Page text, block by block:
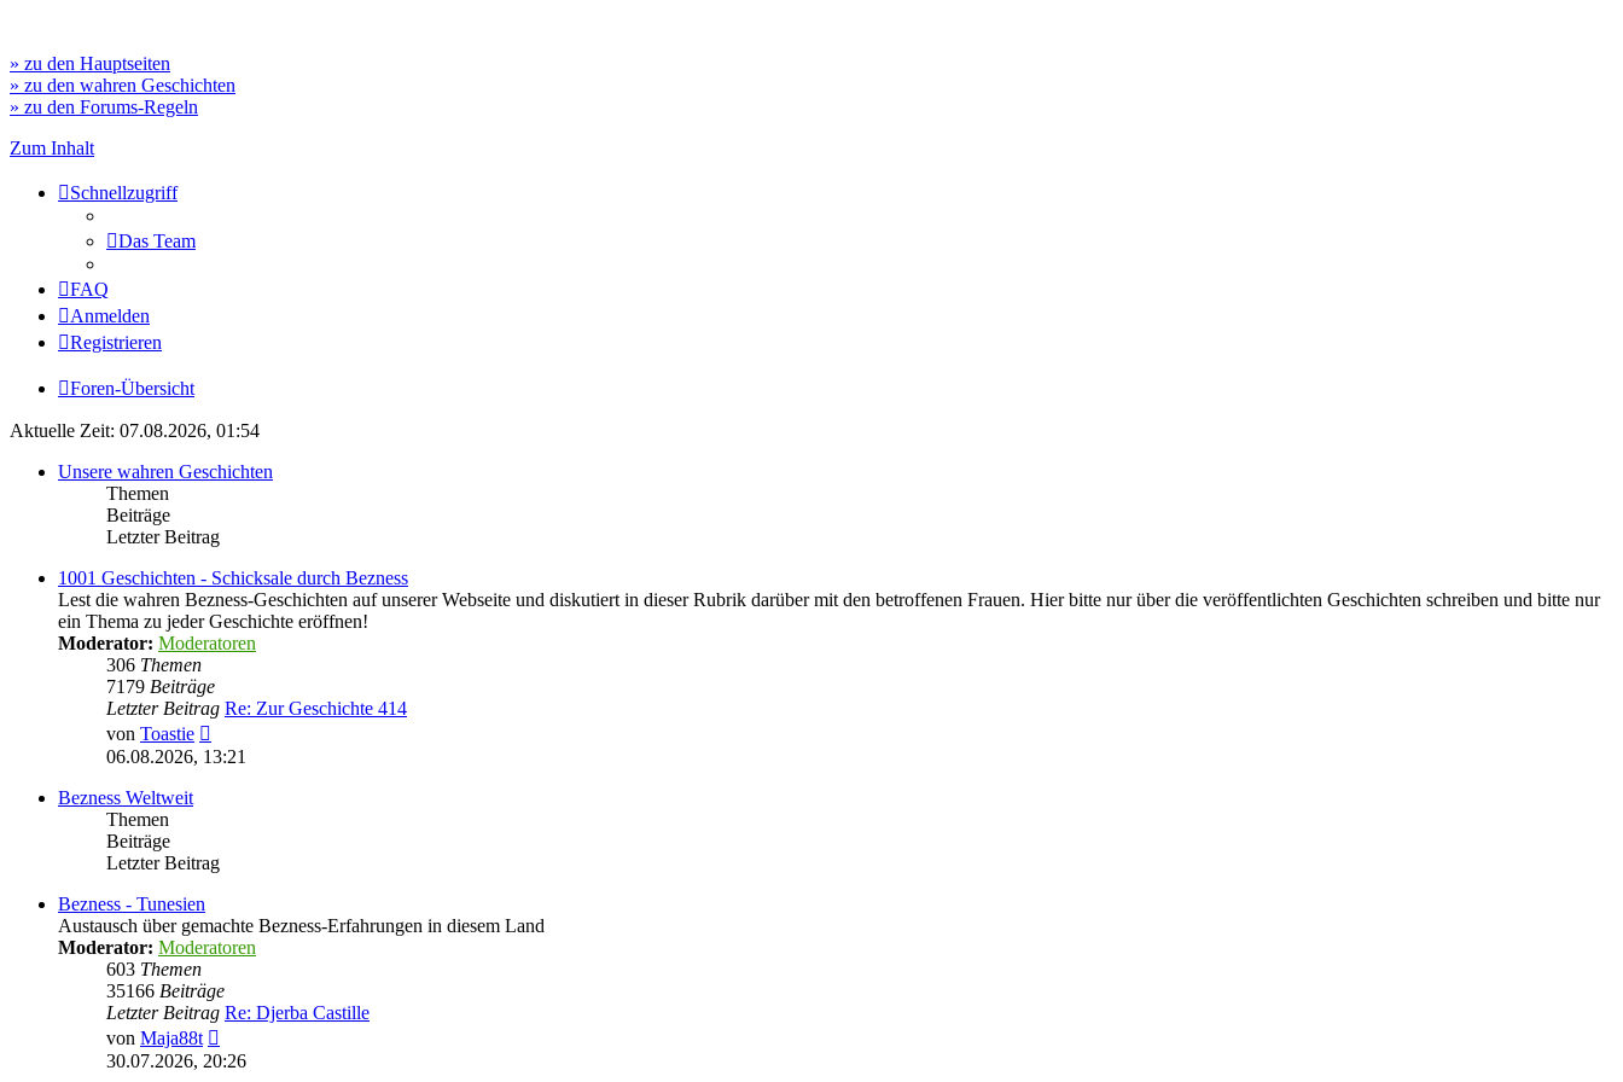
» zu den Hauptseiten
» zu den wahren Geschichten
» zu den Forums-Regeln
Zum Inhalt
Schnellzugriff
Das Team
FAQ
Anmelden
Registrieren
Foren-Übersicht
Aktuelle Zeit: 07.08.2026, 01:54
Unsere wahren Geschichten
Themen
Beiträge
Letzter Beitrag
1001 Geschichten - Schicksale durch Bezness
Lest die wahren Bezness-Geschichten auf unserer Webseite und diskutiert in dieser Rubrik darüber mit den betroffenen Frauen. Hier bitte nur über die veröffentlichten Geschichten schreiben und bitte nur
ein Thema zu jeder Geschichte eröffnen!
Moderator: Moderatoren
306 Themen
7179 Beiträge
Letzter Beitrag Re: Zur Geschichte 414
von Toastie
Beitrag
06.08.2026, 13:21
Bezness Weltweit
Themen
Beiträge
Letzter Beitrag
Bezness - Tunesien
Austausch über gemachte Bezness-Erfahrungen in diesem Land
Moderator: Moderatoren
603 Themen
35166 Beiträge
Letzter Beitrag Re: Djerba Castille
von Maja88t
Beitrag
30.07.2026, 20:26